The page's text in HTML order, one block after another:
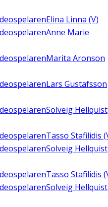
Elina Linna (V)
Anne Marie
Marita Aronson
Lars Gustafsson
Solveig Hellquist
Tasso Stafilidis
Solveig Hellquist
Tasso Stafilidis
Solveig Hellquist